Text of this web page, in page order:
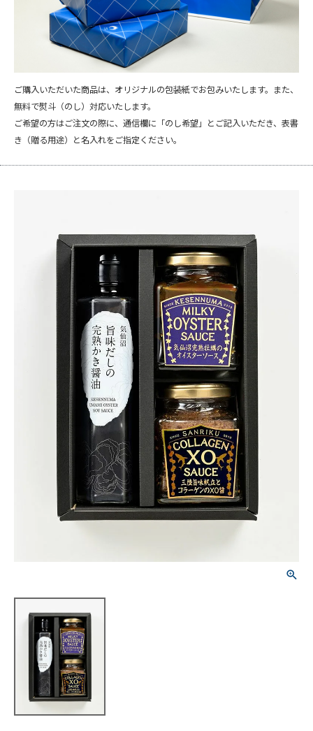
ご購入いただいた商品は、オリジナルの包装紙でお包みいたします。また、
無料で熨斗（のし）対応いたします。
ご希望の方はご注文の際に、通信欄に「のし希望」とご記入いただき、表書
き（贈る用途）と名入れをご指定ください。